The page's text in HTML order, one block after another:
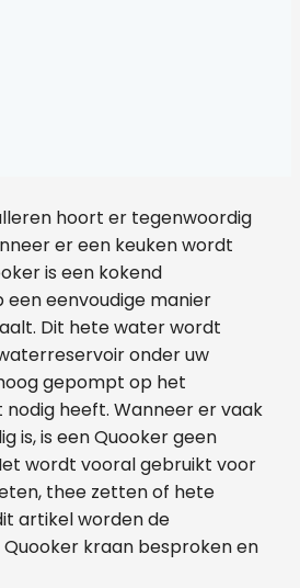
hoort er tegenwoordig
er een keuken wordt
is een kokend
eenvoudige manier
Dit hete water wordt
onder uw
gepompt op het
heeft. Wanneer er vaak
is, is een Quooker geen
wordt vooral gebruikt voor
thee zetten of hete
artikel worden de
kraan besproken en